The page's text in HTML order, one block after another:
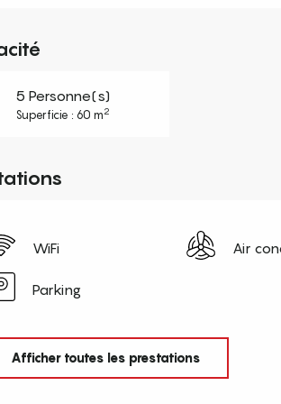
5 Personne(s)
Superficie : 60 m2
WiFi Air
Parking
Afficher toutes les prestations